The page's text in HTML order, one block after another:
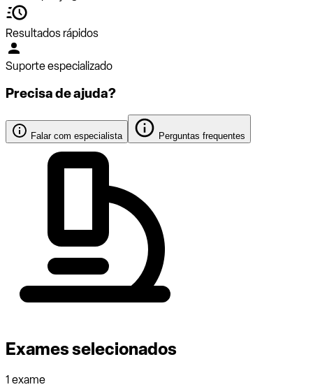
Resultados rápidos
Suporte especializado
Precisa de ajuda?
Falar com especialista Perguntas frequentes
Exames selecionados
1 exame